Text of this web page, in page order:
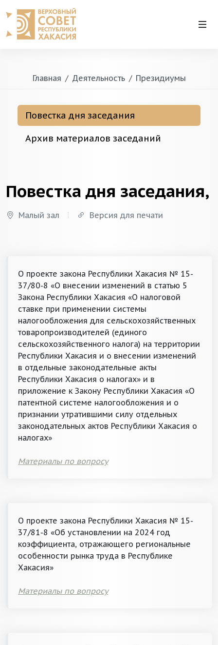
Главная Деятельность Президиумы
Повестка дня заседания
Архив материалов заседаний
Повестка дня заседания,
Малый зал Версия для печати
О проекте закона Республики Хакасия № 15-
37/80-8 «О внесении изменений в статью 5
Закона Республики Хакасия «О налоговой
ставке при применении системы
налогообложения для сельскохозяйственных
товаропроизводителей (единого
сельскохозяйственного налога) на территории
Республики Хакасия и о внесении изменений
в отдельные законодательные акты
Республики Хакасия о налогах» и в
приложение к Закону Республики Хакасия «О
патентной системе налогообложения и о
признании утратившими силу отдельных
законодательных актов Республики Хакасия о
налогах»
Материалы по вопросу
О проекте закона Республики Хакасия № 15-
37/81-8 «Об установлении на 2024 год
коэффициента, отражающего региональные
особенности рынка труда в Республике
Хакасия»
Материалы по вопросу